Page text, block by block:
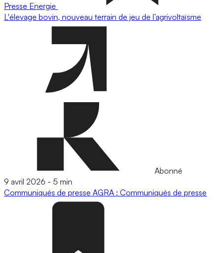
Presse Energie
L'élevage bovin, nouveau terrain de jeu de l’agrivoltaïsme
Abonné
9 avril 2026 - 5 min
Communiqués de presse AGRA : Communiqués de presse